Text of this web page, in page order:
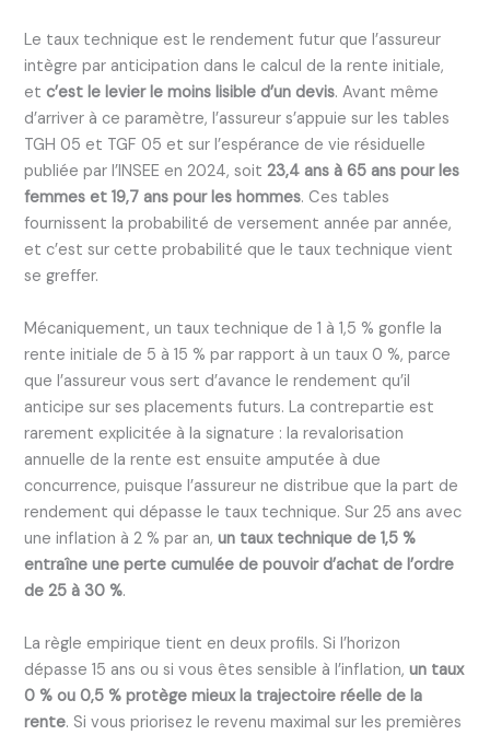
Le taux technique est le rendement futur que l’assureur
intègre par anticipation dans le calcul de la rente initiale,
etc’est le levier le moins lisible d’un devis. Avant même
d’arriver à ce paramètre, l’assureur s’appuie sur les tables
TGH 05 et TGF 05 et sur l’espérance de vie résiduelle
publiée par l’INSEE en 2024, soit23,4 ans à 65 ans pour les
femmes et 19,7 ans pour les hommes. Ces tables
fournissent la probabilité de versement année par année,
et c’est sur cette probabilité que le taux technique vient
se greffer.
Mécaniquement, un taux technique de 1 à 1,5 % gonfle la
rente initiale de 5 à 15 % par rapport à un taux 0 %, parce
que l’assureur vous sert d’avance le rendement qu’il
anticipe sur ses placements futurs. La contrepartie est
rarement explicitée à la signature : la revalorisation
annuelle de la rente est ensuite amputée à due
concurrence, puisque l’assureur ne distribue que la part de
rendement qui dépasse le taux technique. Sur 25 ans avec
une inflation à 2 % par an,un taux technique de 1,5 %
entraîne une perte cumulée de pouvoir d’achat de l’ordre
de 25 à 30 %.
La règle empirique tient en deux profils. Si l’horizon
dépasse 15 ans ou si vous êtes sensible à l’inflation,un taux
0 % ou 0,5 % protège mieux la trajectoire réelle de la
rente. Si vous priorisez le revenu maximal sur les premières